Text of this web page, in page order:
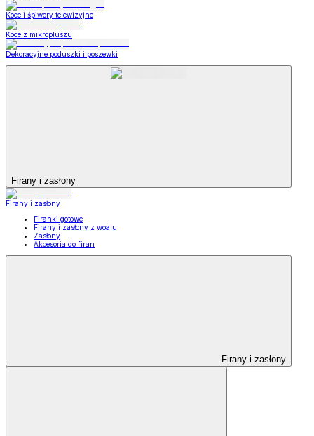
Koce i śpiwory telewizyjne
Koce z mikropluszu
Dekoracyjne poduszki i poszewki
Firany i zasłony
Firany i zasłony
Firanki gotowe
Firany i zasłony z woalu
Zasłony
Akcesoria do firan
Firany i zasłony